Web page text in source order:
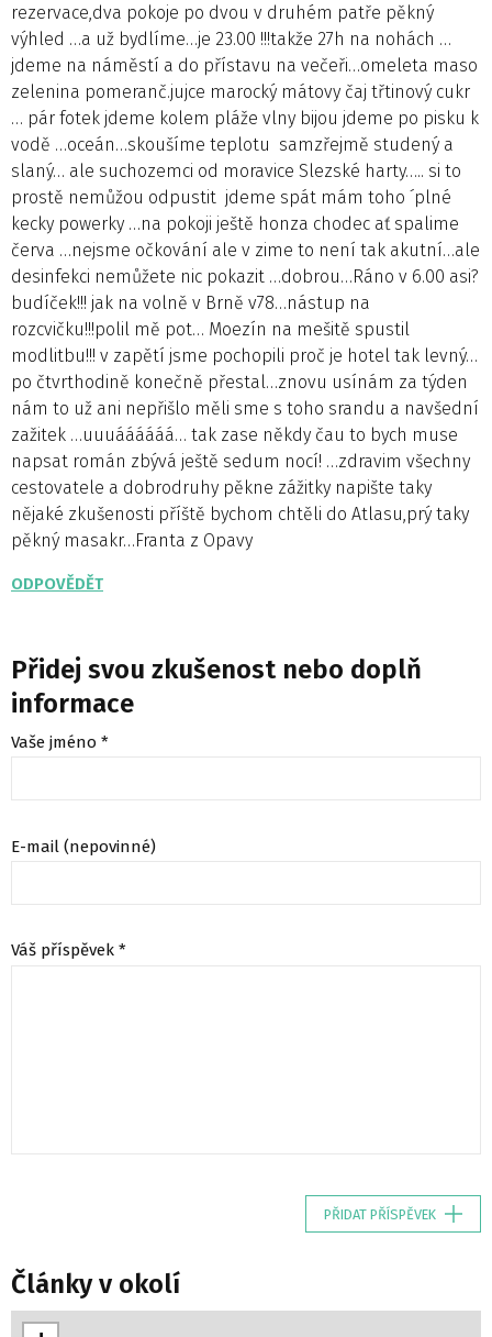
rezervace,dva pokoje po dvou v druhém patře pěkný
výhled …a už bydlíme…je 23.00 !!!takže 27h na nohách …
jdeme na náměstí a do přístavu na večeři…omeleta maso
zelenina pomeranč.jujce marocký mátovy čaj třtinový cukr
… pár fotek jdeme kolem pláže vlny bijou jdeme po pisku k
vodě …oceán…skoušíme teplotu samzřejmě studený a
slaný… ale suchozemci od moravice Slezské harty….. si to
prostě nemůžou odpustit jdeme spát mám toho ´plné
kecky powerky …na pokoji ještě honza chodec ať spalime
červa …nejsme očkování ale v zime to není tak akutní…ale
desinfekci nemůžete nic pokazit …dobrou…Ráno v 6.00 asi?
budíček!!! jak na volně v Brně v78…nástup na
rozcvičku!!!polil mě pot… Moezín na mešitě spustil
modlitbu!!! v zapětí jsme pochopili proč je hotel tak levný…
po čtvrthodině konečně přestal…znovu usínám za týden
nám to už ani nepřišlo měli sme s toho srandu a navšední
zažitek …uuuáááááá… tak zase někdy čau to bych muse
napsat román zbývá ještě sedum nocí! …zdravim všechny
cestovatele a dobrodruhy pěkne zážitky napište taky
nějaké zkušenosti příště bychom chtěli do Atlasu,prý taky
pěkný masakr…Franta z Opavy
ODPOVĚDĚT
Přidej svou zkušenost nebo doplň
informace
Vaše jméno *
E-mail (nepovinné)
Váš příspěvek *
PŘIDAT PŘÍSPĚVEK
Články v okolí